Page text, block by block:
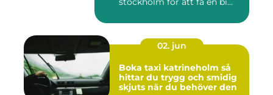
02. jun
Boka taxi katrineholm så
hittar du trygg och smidig
skjuts när du behöver den